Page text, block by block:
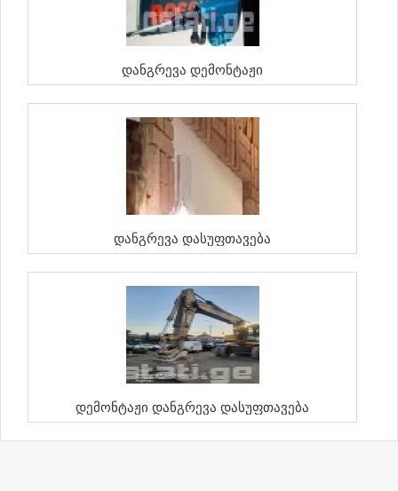
Დანგრევა Დემონტაჟი
Დანგრევა Დასუფთავება
Დემონტაჟი Დანგრევა Დასუფთავება